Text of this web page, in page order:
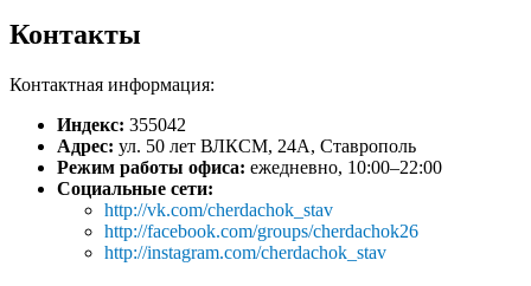
Контакты
Контактная информация:
Индекс: 355042
Адрес: ул. 50 лет ВЛКСМ, 24А, Ставрополь
Режим работы офиса: ежедневно, 10:00–22:00
Социальные сети:
http://vk.com/cherdachok_stav
http://facebook.com/groups/cherdachok26
http://instagram.com/cherdachok_stav